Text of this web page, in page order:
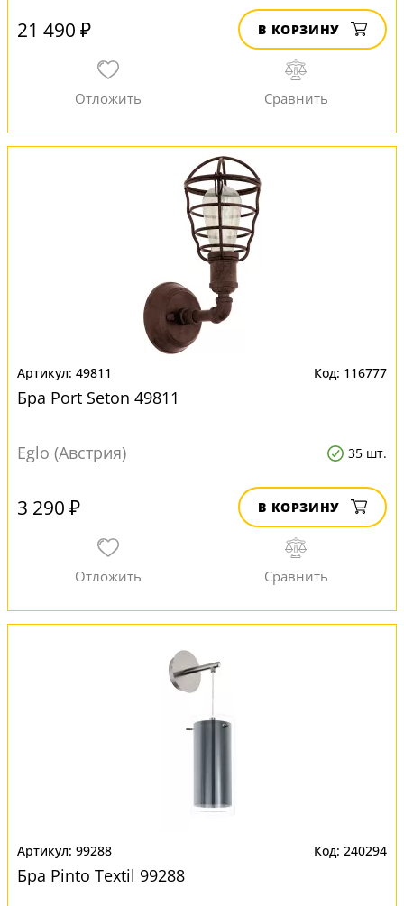
21 490 ₽ В КОРЗИНУ
49811 116777
Бра Port Seton 49811
Eglo (Австрия) 35 шт.
3 290 ₽ В КОРЗИНУ
99288 240294
Бра Pinto Textil 99288